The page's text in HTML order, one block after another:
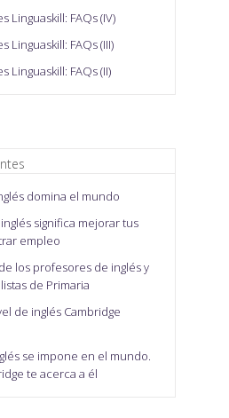
Linguaskill: FAQs (IV)
Linguaskill: FAQs (III)
Linguaskill: FAQs (II)
domina el mundo
significa mejorar tus
empleo
los profesores de inglés y
de Primaria
de inglés Cambridge
se impone en el mundo.
te acerca a él